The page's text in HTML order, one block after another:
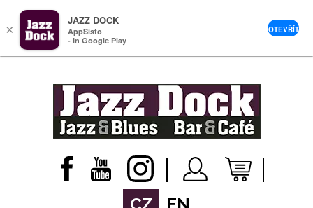
×
JAZZ DOCK
AppSisto
- In Google Play
OTEVŘÍT